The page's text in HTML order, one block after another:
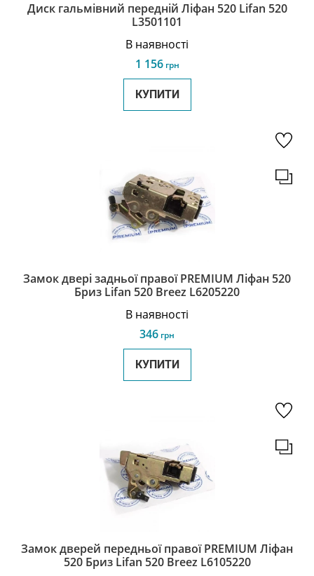
Диск гальмівний передній Ліфан 520 Lifan 520
L3501101
В наявності
1 156грн
КУПИТИ
Замок двері задньої правої PREMIUM Ліфан 520
Бриз Lifan 520 Breez L6205220
В наявності
346 грн
КУПИТИ
Замок дверей передньої правої PREMIUM Ліфан
520 Бриз Lifan 520 Breez L6105220